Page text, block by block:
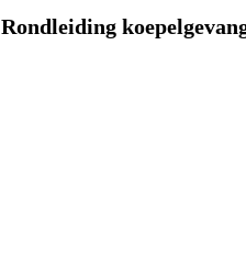
Rondleiding